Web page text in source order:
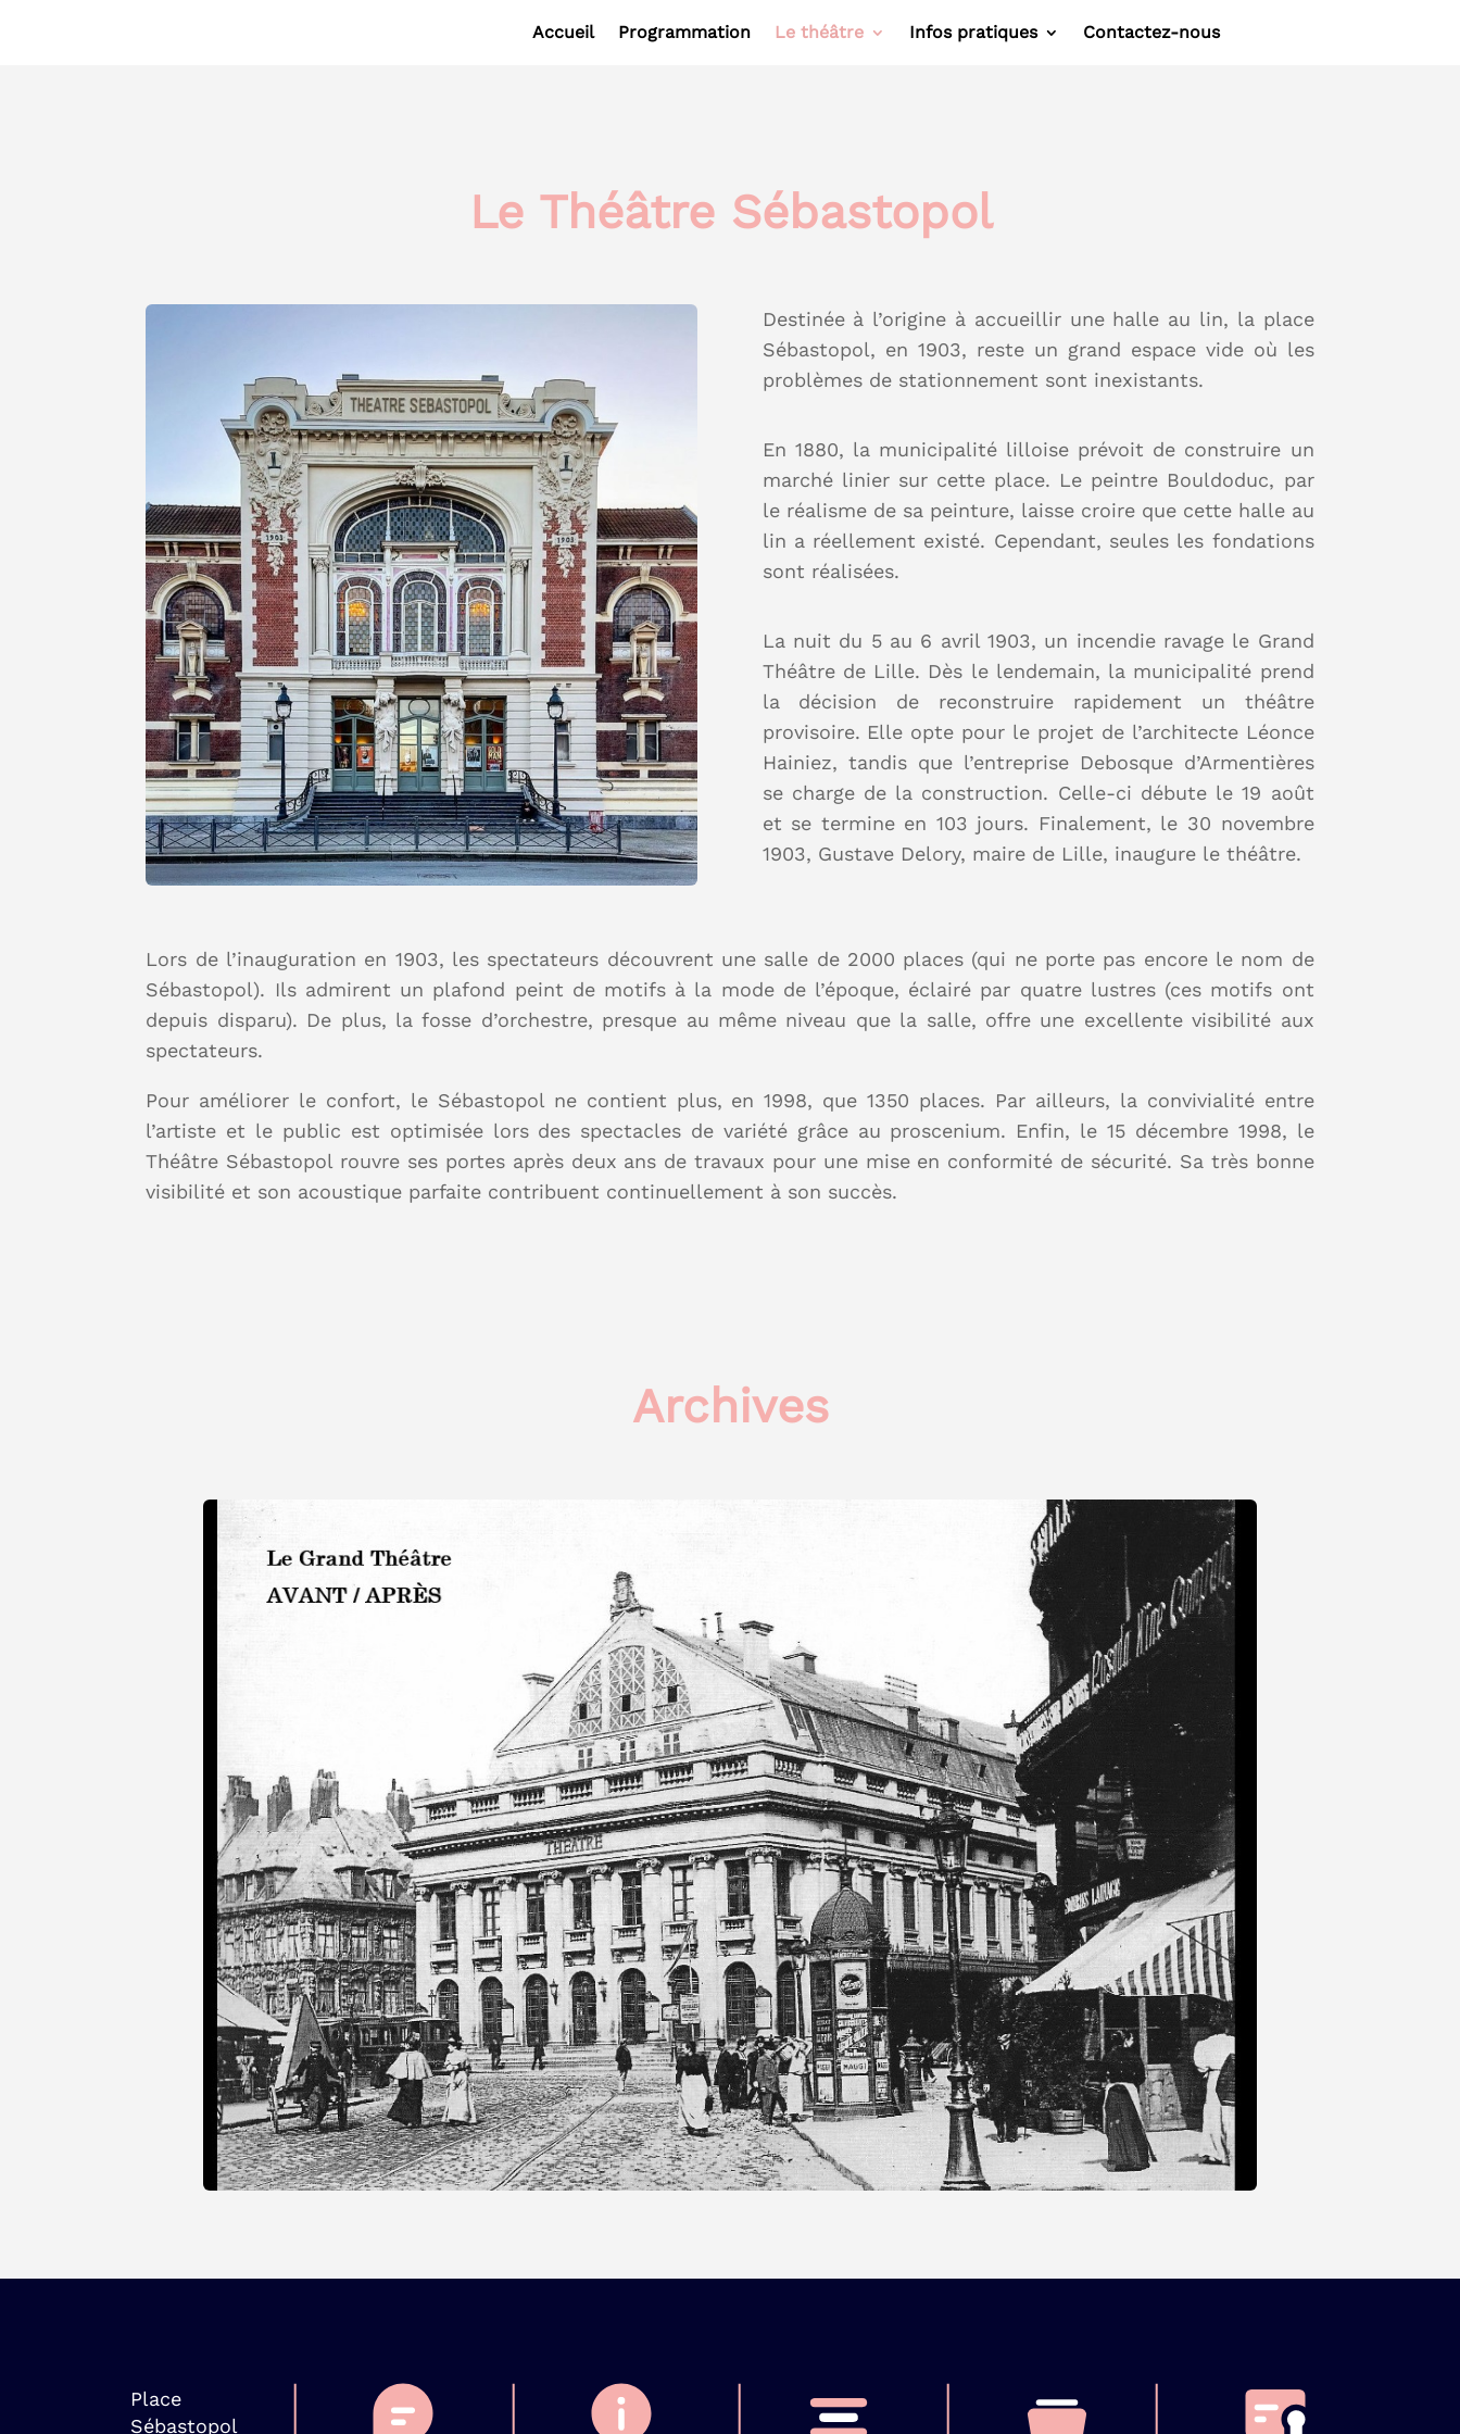
Accueil Programmation Le théâtre Infos pratiques Contactez-nous
Le Théâtre Sébastopol
Destinée à l’origine à accueillir une halle au lin, la place
Sébastopol, en 1903, reste un grand espace vide où les
problèmes de stationnement sont inexistants.
En 1880, la municipalité lilloise prévoit de construire un
marché linier sur cette place. Le peintre Bouldoduc, par
le réalisme de sa peinture, laisse croire que cette halle au
lin a réellement existé. Cependant, seules les fondations
sont réalisées.
La nuit du 5 au 6 avril 1903, un incendie ravage le Grand
Théâtre de Lille. Dès le lendemain, la municipalité prend
la décision de reconstruire rapidement un théâtre
provisoire. Elle opte pour le projet de l’architecte Léonce
Hainiez, tandis que l’entreprise Debosque d’Armentières
se charge de la construction. Celle-ci débute le 19 août
et se termine en 103 jours. Finalement, le 30 novembre
1903, Gustave Delory, maire de Lille, inaugure le théâtre.
Lors de l’inauguration en 1903, les spectateurs découvrent une salle de 2000 places (qui ne porte pas encore le nom de
Sébastopol). Ils admirent un plafond peint de motifs à la mode de l’époque, éclairé par quatre lustres (ces motifs ont
depuis disparu). De plus, la fosse d’orchestre, presque au même niveau que la salle, offre une excellente visibilité aux
spectateurs.
Pour améliorer le confort, le Sébastopol ne contient plus, en 1998, que 1350 places. Par ailleurs, la convivialité entre
l’artiste et le public est optimisée lors des spectacles de variété grâce au proscenium. Enfin, le 15 décembre 1998, le
Théâtre Sébastopol rouvre ses portes après deux ans de travaux pour une mise en conformité de sécurité. Sa très bonne
visibilité et son acoustique parfaite contribuent continuellement à son succès.
Archives
Place
Sébastopol